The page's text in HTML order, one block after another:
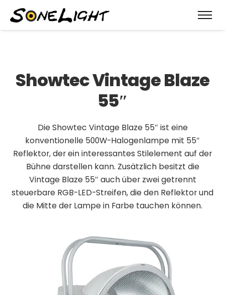
Showtec Vin­tage Blaze
55″
Die Showtec Vintage Blaze 55″ ist eine
konventionelle 500W-Halogenlampe mit 55″
Reflektor, der ein interessantes Stilelement auf der
Bühne darstellen kann. Zusätzlich besitzt die
Vintage Blaze 55″ auch über zwei getrennt
steuerbare RGB-LED-Streifen, die den Reflektor und
die Mitte der Lampe in Farbe tauchen können.